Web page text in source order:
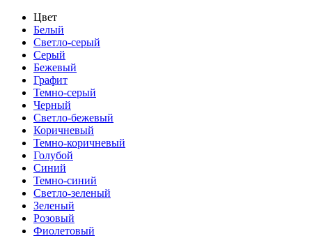
Цвет
Белый
Светло-серый
Серый
Бежевый
Графит
Темно-серый
Черный
Светло-бежевый
Коричневый
Темно-коричневый
Голубой
Синий
Темно-синий
Светло-зеленый
Зеленый
Розовый
Фиолетовый